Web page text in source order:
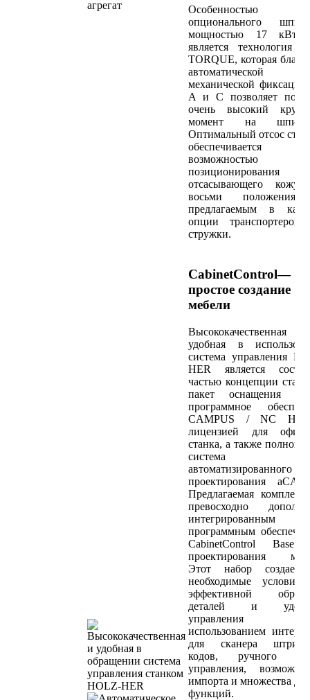
Особенностью
опционального
мощностью 17 кВт
является технология
TORQUE, которая
автоматической
механической фиксации
A и C позволяет
очень высокий
момент на
Оптимальный отсос
обеспечивается
возможностью
позиционирования
отсасывающего
восьми
предлагаемым в
опции транспортером
стружки.
CabinetControl—
простое создание
мебели
удобная в
система управления
HER является
частью концепции
пакет оснащения
программное
CAMPUS / NC
лицензией для
станка, а также
система
автоматизированного
проектирования
Предлагаемая
превосходно
интегрированным
программным
CabinetControl Base
проектирования
Этот набор создает
необходимые условия
эффективной
деталей и
использованием
для сканера
кодов, ручного
управления,
импорта и множества
функций.